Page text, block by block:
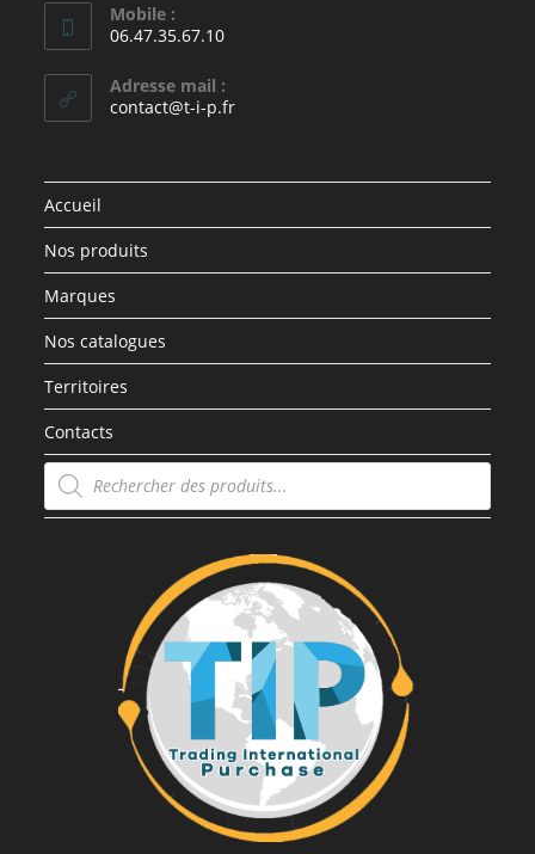
Mobile :
06.47.35.67.10
Adresse mail :
contact@t-i-p.fr
Accueil
Nos produits
Marques
Nos catalogues
Territoires
Contacts
Recherche
de
produits